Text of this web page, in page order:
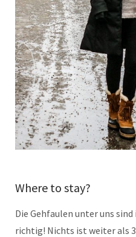
Where to stay?
Die Gehfaulen unter uns sind
richtig! Nichts ist weiter als